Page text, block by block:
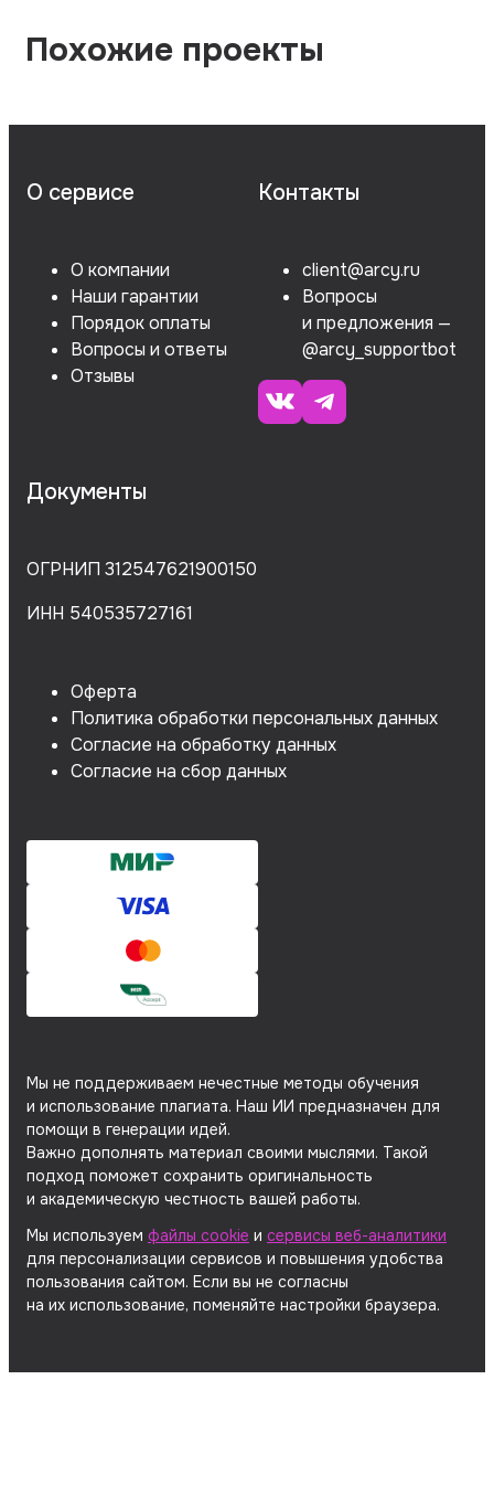
Похожие проекты
О сервисе
О компании
Наши гарантии
Порядок оплаты
Вопросы и ответы
Отзывы
Контакты
client@arcy.ru
Вопросы
и предложения —
@arcy_supportbot
Документы
ОГРНИП 312547621900150
ИНН 540535727161
Оферта
Политика обработки персональных данных
Согласие на обработку данных
Согласие на сбор данных
Мы не поддерживаем нечестные методы обучения
и использование плагиата. Наш ИИ предназначен для
помощи в генерации идей.
Важно дополнять материал своими мыслями. Такой
подход поможет сохранить оригинальность
и академическую честность вашей работы.
Мы используем файлы cookie и сервисы веб-аналитики
для персонализации сервисов и повышения удобства
пользования сайтом. Если вы не согласны
на их использование, поменяйте настройки браузера.